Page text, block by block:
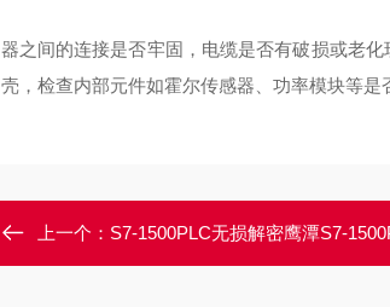
器之间的连接是否牢固，电缆是否有破损或老
壳，检查内部元件如霍尔传感器、功率模块等是
上一个： S7-1500PLC无损解密鹰潭S7-1500PLC程序密码解密/可解出